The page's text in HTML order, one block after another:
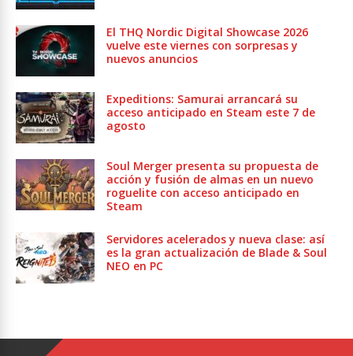
El THQ Nordic Digital Showcase 2026
vuelve este viernes con sorpresas y
nuevos anuncios
Expeditions: Samurai arrancará su
acceso anticipado en Steam este 7 de
agosto
Soul Merger presenta su propuesta de
acción y fusión de almas en un nuevo
roguelite con acceso anticipado en
Steam
Servidores acelerados y nueva clase: así
es la gran actualización de Blade & Soul
NEO en PC